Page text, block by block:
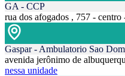
GA - CCP
rua dos afogados , 757 -
Gaspar - Ambulatorio Sao
avenida jerônimo de
nessa unidade